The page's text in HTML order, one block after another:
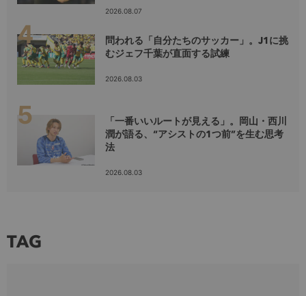
2026.08.07
問われる「自分たちのサッカー」。J1に挑
むジェフ千葉が直面する試練
2026.08.03
「一番いいルートが見える」。岡山・西川
潤が語る、“アシストの1つ前”を生む思考
法
2026.08.03
TAG